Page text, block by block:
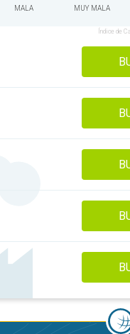
MALA MUY MALA
Índice de